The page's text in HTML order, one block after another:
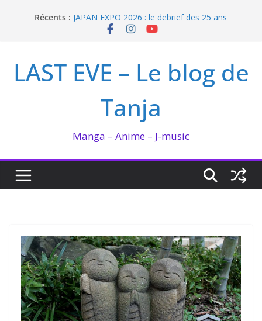
Récents : Enomoto n’est pas un ange
JAPAN EXPO 2026 : le debrief des 25 ans
I’m not in love de Zeniko Sumiya
LAST EVE – Le blog de
Tanja
Manga – Anime – J-music